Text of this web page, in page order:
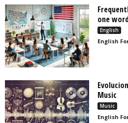
one
English
English
Music
Music
English